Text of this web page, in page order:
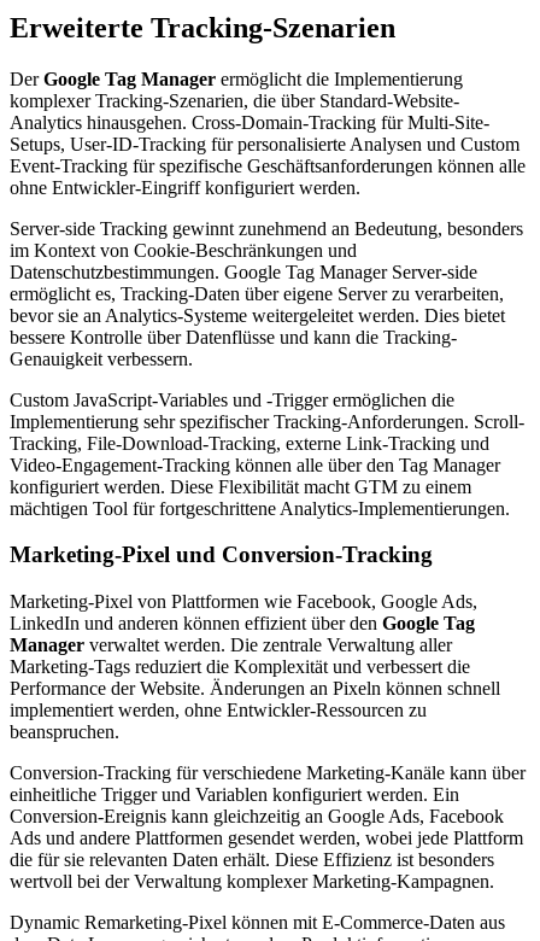
Erweiterte Tracking-Szenarien
DerGoogle Tag Manager ermöglicht die Implementierung
komplexer Tracking-Szenarien, die über Standard-Website-
Analytics hinausgehen. Cross-Domain-Tracking für Multi-Site-
Setups, User-ID-Tracking für personalisierte Analysen und Custom
Event-Tracking für spezifische Geschäftsanforderungen können alle
ohne Entwickler-Eingriff konfiguriert werden.
Server-side Tracking gewinnt zunehmend an Bedeutung, besonders
im Kontext von Cookie-Beschränkungen und
Datenschutzbestimmungen. Google Tag Manager Server-side
ermöglicht es, Tracking-Daten über eigene Server zu verarbeiten,
bevor sie an Analytics-Systeme weitergeleitet werden. Dies bietet
bessere Kontrolle über Datenflüsse und kann die Tracking-
Genauigkeit verbessern.
Custom JavaScript-Variables und -Trigger ermöglichen die
Implementierung sehr spezifischer Tracking-Anforderungen. Scroll-
Tracking, File-Download-Tracking, externe Link-Tracking und
Video-Engagement-Tracking können alle über den Tag Manager
konfiguriert werden. Diese Flexibilität macht GTM zu einem
mächtigen Tool für fortgeschrittene Analytics-Implementierungen.
Marketing-Pixel und Conversion-Tracking
Marketing-Pixel von Plattformen wie Facebook, Google Ads,
LinkedIn und anderen können effizient über den Google Tag
Manager verwaltet werden. Die zentrale Verwaltung aller
Marketing-Tags reduziert die Komplexität und verbessert die
Performance der Website. Änderungen an Pixeln können schnell
implementiert werden, ohne Entwickler-Ressourcen zu
beanspruchen.
Conversion-Tracking für verschiedene Marketing-Kanäle kann über
einheitliche Trigger und Variablen konfiguriert werden. Ein
Conversion-Ereignis kann gleichzeitig an Google Ads, Facebook
Ads und andere Plattformen gesendet werden, wobei jede Plattform
die für sie relevanten Daten erhält. Diese Effizienz ist besonders
wertvoll bei der Verwaltung komplexer Marketing-Kampagnen.
Dynamic Remarketing-Pixel können mit E-Commerce-Daten aus